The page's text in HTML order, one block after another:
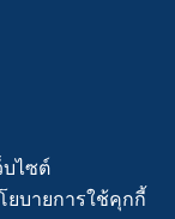
บไซต์
ยบายการใช้คุกกี้